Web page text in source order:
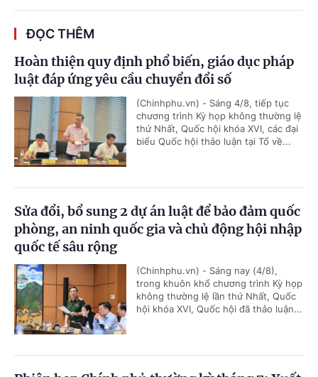
ĐỌC THÊM
Hoàn thiện quy định phổ biến, giáo dục pháp
luật đáp ứng yêu cầu chuyển đổi số
(Chinhphu.vn) - Sáng 4/8, tiếp tục
chương trình Kỳ họp không thường lệ
thứ Nhất, Quốc hội khóa XVI, các đại
biểu Quốc hội thảo luận tại Tổ về...
Sửa đổi, bổ sung 2 dự án luật để bảo đảm quốc
phòng, an ninh quốc gia và chủ động hội nhập
quốc tế sâu rộng
(Chinhphu.vn) - Sáng nay (4/8),
trong khuôn khổ chương trình Kỳ họp
không thường lệ lần thứ Nhất, Quốc
hội khóa XVI, Quốc hội đã thảo luận...